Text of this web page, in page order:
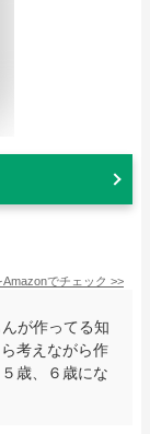
Amazonでチェック >>
が作ってる知
考えながら作
歳、６歳にな